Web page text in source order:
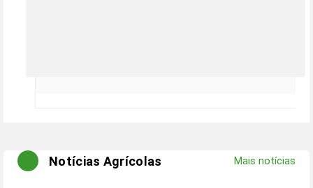
Notícias Agrícolas Mais notícias